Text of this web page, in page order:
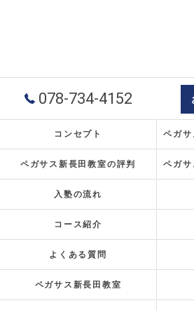
078-734-4152
コンセプト ペガサ
ペガサス新長田教室の評判 ペガ
入塾の流れ
コース紹介
よくある質問
ペガサス新長田教室